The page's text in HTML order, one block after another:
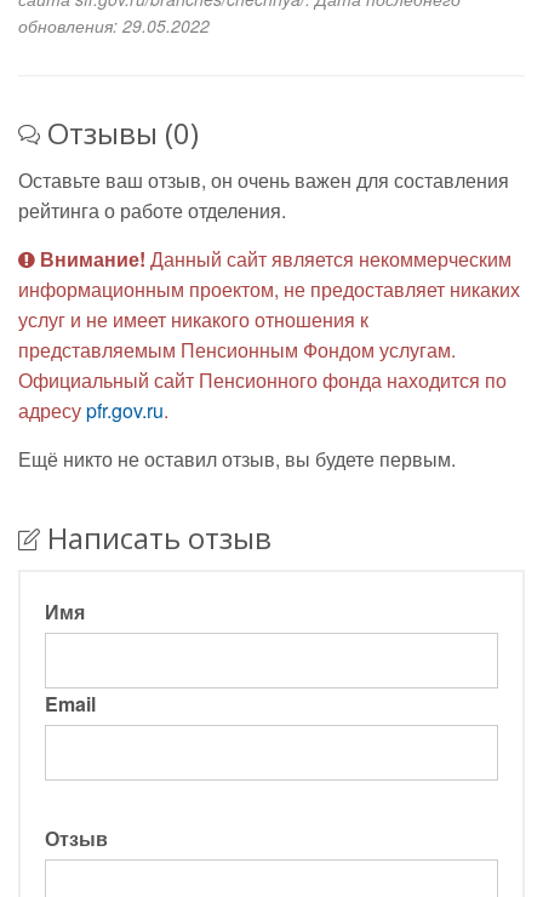
обновления: 29.05.2022
Отзывы (0)
Оставьте ваш отзыв, он очень важен для составления
рейтинга о работе отделения.
Внимание! Данный сайт является некоммерческим
информационным проектом, не предоставляет никаких
услуг и не имеет никакого отношения к
представляемым Пенсионным Фондом услугам.
Официальный сайт Пенсионного фонда находится по
адресуpfr.gov.ru.
Ещё никто не оставил отзыв, вы будете первым.
Написать отзыв
Имя
Email
Отзыв